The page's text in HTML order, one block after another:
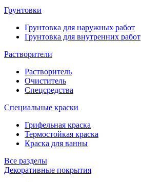
Грунтовки
Грунтовка для наружных работ
Грунтовка для внутренних работ
Растворители
Растворитель
Очиститель
Спецсредства
Специальные краски
Грифельная краска
Термостойкая краска
Краска для ванны
Все разделы
Декоративные покрытия